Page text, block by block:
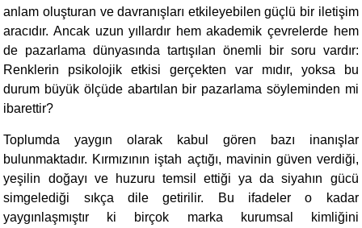
anlam oluşturan ve davranışları etkileyebilen güçlü bir iletişim
aracıdır. Ancak uzun yıllardır hem akademik çevrelerde hem
de pazarlama dünyasında tartışılan önemli bir soru vardır:
Renklerin psikolojik etkisi gerçekten var mıdır, yoksa bu
durum büyük ölçüde abartılan bir pazarlama söyleminden mi
ibarettir?
Toplumda yaygın olarak kabul gören bazı inanışlar
bulunmaktadır. Kırmızının iştah açtığı, mavinin güven verdiği,
yeşilin doğayı ve huzuru temsil ettiği ya da siyahın gücü
simgelediği sıkça dile getirilir. Bu ifadeler o kadar
yaygınlaşmıştır ki birçok marka kurumsal kimliğini